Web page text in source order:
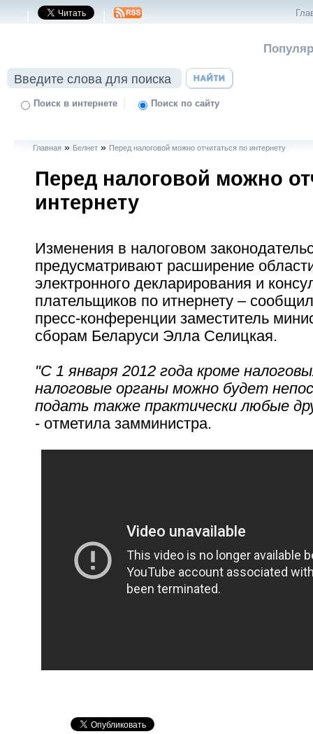
| |
Поиск в интернете | Поиск по сайту
Главная » Белнет» Перед налоговой можно отчитаться по интернету
Перед налоговой можно
интернету
Изменения в налоговом
предусматривают расширение
электронного декларирования и
плательщиков по итнернету –
пресс-конференции заместитель
сборам Беларуси Элла Селицкая.
"С 1 января 2012 года кроме
налоговые органы можно будет
подать также практически любые
- отметила замминистра.